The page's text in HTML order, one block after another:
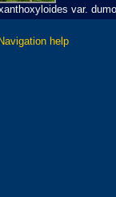
var.
help